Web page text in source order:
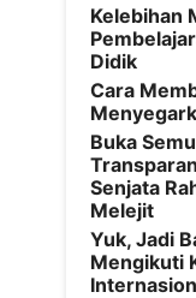
Kelebihan
Didik
Cara
Buka
Senjata
Melejit
Yuk, Jadi
Mengikuti